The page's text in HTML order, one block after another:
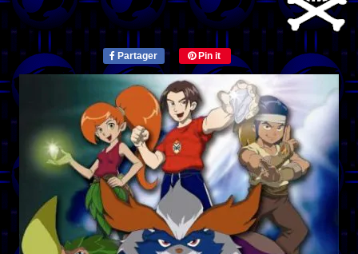
Partager Pin it